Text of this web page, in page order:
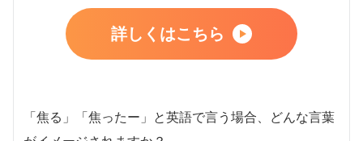
詳しくはこちら
「焦る」「焦ったー」と英語で言う場合、どんな言葉